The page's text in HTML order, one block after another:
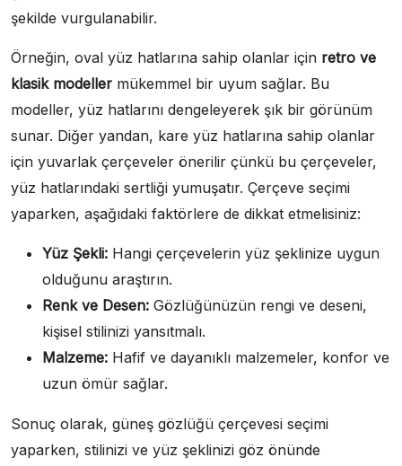
şekilde vurgulanabilir.
Örneğin, oval yüz hatlarına sahip olanlar için retro ve
klasik modeller mükemmel bir uyum sağlar. Bu
modeller, yüz hatlarını dengeleyerek şık bir görünüm
sunar. Diğer yandan, kare yüz hatlarına sahip olanlar
için yuvarlak çerçeveler önerilir çünkü bu çerçeveler,
yüz hatlarındaki sertliği yumuşatır. Çerçeve seçimi
yaparken, aşağıdaki faktörlere de dikkat etmelisiniz:
Yüz Şekli: Hangi çerçevelerin yüz şeklinize uygun
olduğunu araştırın.
Renk ve Desen: Gözlüğünüzün rengi ve deseni,
kişisel stilinizi yansıtmalı.
Malzeme: Hafif ve dayanıklı malzemeler, konfor ve
uzun ömür sağlar.
Sonuç olarak, güneş gözlüğü çerçevesi seçimi
yaparken, stilinizi ve yüz şeklinizi göz önünde